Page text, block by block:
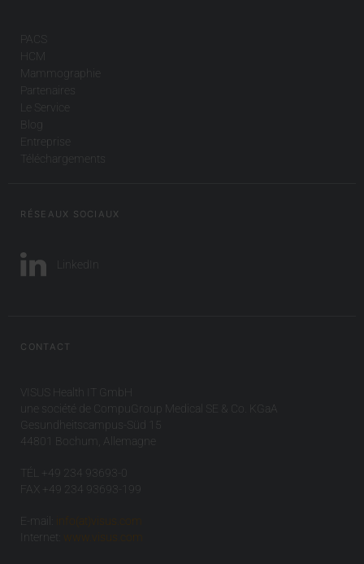
PACS
HCM
Mammographie
Partenaires
Le Service
Blog
Entreprise
Téléchargements
RÉSEAUX SOCIAUX
LinkedIn
CONTACT
VISUS Health IT GmbH
une société de CompuGroup Medical SE & Co. KGaA
Gesundheitscampus-Süd 15
44801 Bochum, Allemagne
TÉL +49 234 93693-0
FAX +49 234 93693-199
E-mail:
info(at)visus.com
Internet:
www.visus.com